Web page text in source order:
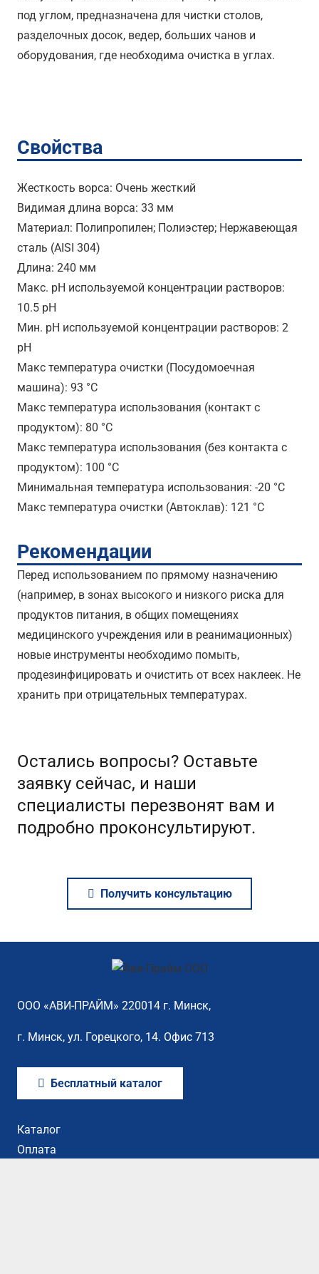
под углом, предназначена для чистки столов,
разделочных досок, ведер, больших чанов и
оборудования, где необходима очистка в углах.
Свойства
Жесткость ворса: Очень жесткий
Видимая длина ворса: 33 мм
Материал: Полипропилен; Полиэстер; Нержавеющая
сталь (AISI 304)
Длина: 240 мм
Макс. pH используемой концентрации растворов:
10.5 pH
Мин. pH используемой концентрации растворов: 2
pH
Maкс температура очистки (Посудомоечная
машина): 93 °C
Maкс температура использования (контакт с
продуктом): 80 °C
Maкс температура использования (без контакта с
продуктом): 100 °C
Минимальная температура использования: -20 °C
Maкс температура очистки (Автоклав): 121 °C
Рекомендации
Перед использованием по прямому назначению
(например, в зонах высокого и низкого риска для
продуктов питания, в общих помещениях
медицинского учреждения или в реанимационных)
новые инструменты необходимо помыть,
продезинфицировать и очистить от всех наклеек. Не
хранить при отрицательных температурах.
Остались вопросы? Оставьте
заявку сейчас, и наши
специалисты перезвонят вам и
подробно проконсультируют.
Получить консультацию
ООО «АВИ-ПРАЙМ» 220014 г. Минск,
г. Минск, ул. Горецкого, 14. Офис 713
Бесплатный каталог
Каталог
Оплата